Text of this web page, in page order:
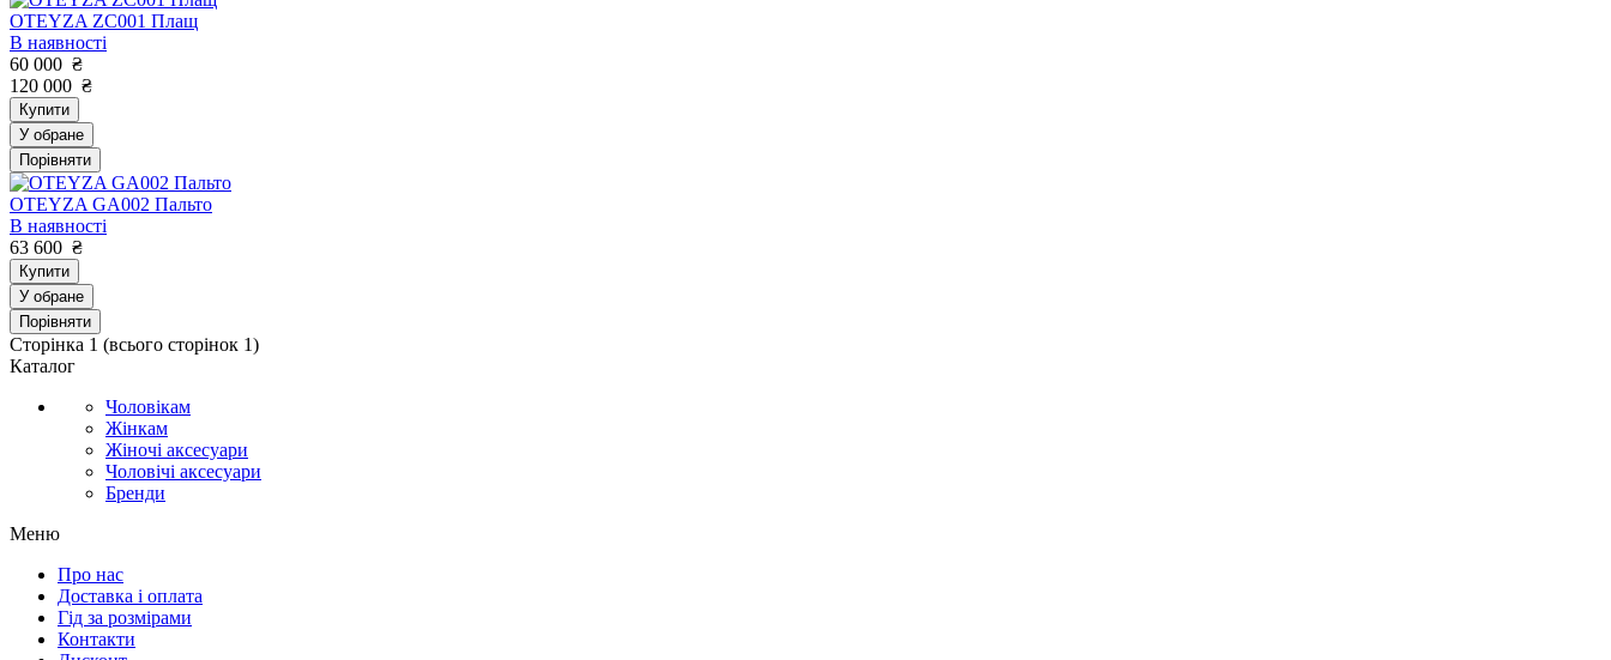
OTEYZA ZC001 Плащ
В наявності
60 000 ₴
120 000 ₴
Купити
У обране
Порівняти
OTEYZA GA002 Пальто
В наявності
63 600 ₴
Купити
У обране
Порівняти
Сторінка 1 (всього сторінок 1)
Каталог
Чоловікам
Жінкам
Жіночі аксесуари
Чоловічі аксесуари
Бренди
Меню
Про нас
Доставка і оплата
Гід за розмірами
Контакти